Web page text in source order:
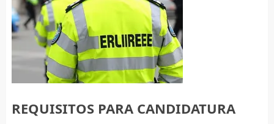
REQUISITOS PARA CANDIDATURA